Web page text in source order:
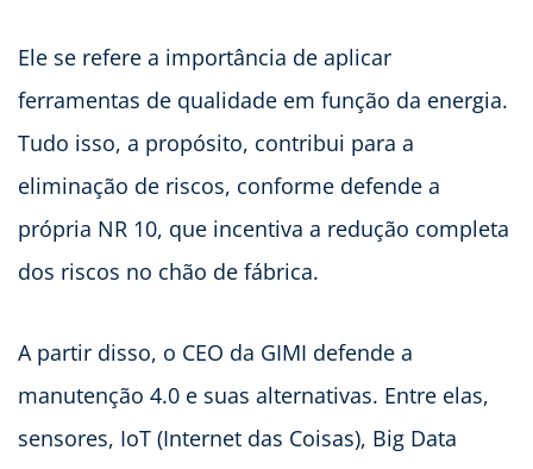
Ele se refere a importância de aplicar
ferramentas de qualidade em função da energia.
Tudo isso, a propósito, contribui para a
eliminação de riscos, conforme defende a
própria NR 10, que incentiva a redução completa
dos riscos no chão de fábrica.
A partir disso, o CEO da GIMI defende a
manutenção 4.0 e suas alternativas. Entre elas,
sensores, IoT (Internet das Coisas), Big Data